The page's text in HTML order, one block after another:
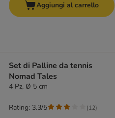
Aggiungi al carrello
Set di Palline da tennis
Nomad Tales
4 Pz, Ø 5 cm
Rating: 3.3/5 (12)